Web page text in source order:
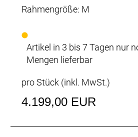
Rahmengröße: M
Artikel in 3 bis 7 Tagen nur
Mengen lieferbar
pro Stück (inkl. MwSt.)
4.199,00 EUR